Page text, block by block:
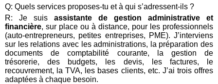
Q: Quels services proposes-tu et à qui s’adressent-ils ?
R: Je suis assistante de gestion administrative et
financière, sur place ou à distance, pour les professionnels
(auto-entrepreneurs, petites entreprises, PME). J’interviens
sur les relations avec les administrations, la préparation des
documents de comptabilité courante, la gestion de
trésorerie, des budgets, les devis, les factures, le
recouvrement, la TVA, les bases clients, etc. J’ai trois offres
adaptées à chaque besoin.